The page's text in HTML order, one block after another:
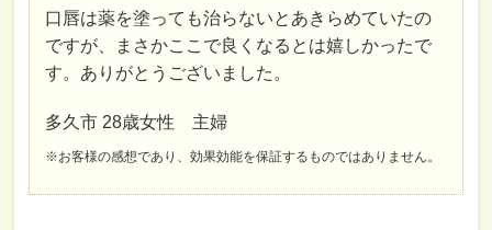
口唇は薬を塗っても治らないとあきらめていたの
ですが、まさかここで良くなるとは嬉しかったで
す。ありがとうございました。
多久市 28歳女性 主婦
※お客様の感想であり、効果効能を保証するものではありません。